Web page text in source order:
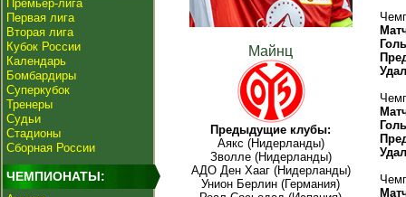
Премьер-лига
Первая лига
Вторая лига
Кубок России
Календарь
Бомбардиры
Суперкубок
Тренеры
Судьи
Стадионы
Сборная России
ЧЕМПИОНАТЫ:
Майнц
Предыдущие клубы:
Аякс (Нидерланды)
Зволле (Нидерланды)
АДО Ден Хааг (Нидерланды)
Унион Берлин (Германия)